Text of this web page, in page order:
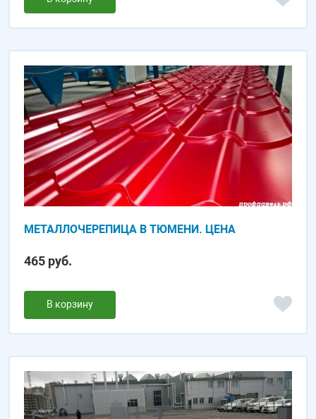
МЕТАЛЛОЧЕРЕПИЦА В ТЮМЕНИ. ЦЕНА
465 руб.
В корзину